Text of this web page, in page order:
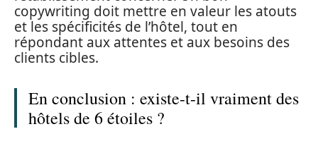
copywriting doit mettre en valeur les atouts
et les spécificités de l’hôtel, tout en
répondant aux attentes et aux besoins des
clients cibles.
En conclusion : existe-t-il vraiment des
hôtels de 6 étoiles ?